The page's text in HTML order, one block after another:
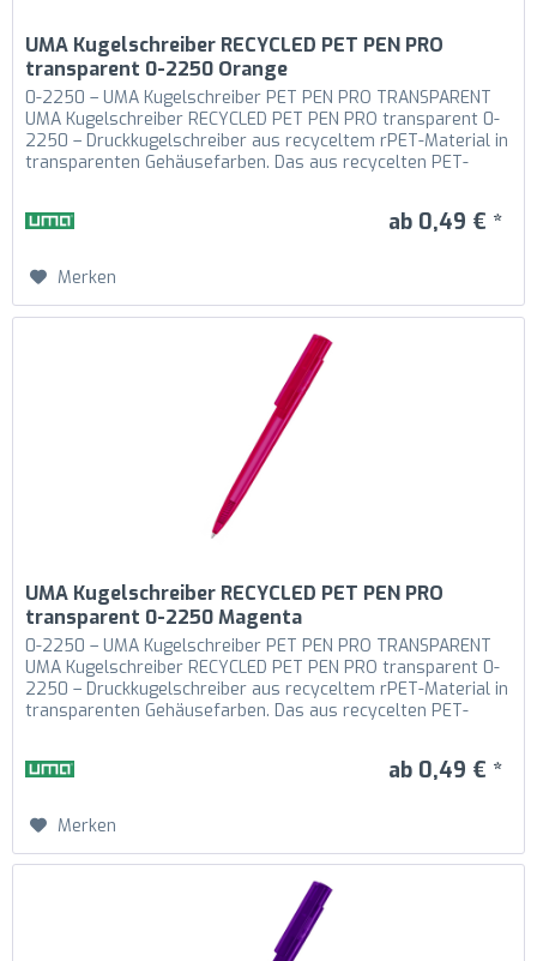
UMA Kugelschreiber RECYCLED PET PEN PRO
transparent 0-2250 Orange
0-2250 – UMA Kugelschreiber PET PEN PRO TRANSPARENT
UMA Kugelschreiber RECYCLED PET PEN PRO transparent 0-
2250 – Druckkugelschreiber aus recyceltem rPET-Material in
transparenten Gehäusefarben. Das aus recycelten PET-
ab 0,49 € *
Merken
UMA Kugelschreiber RECYCLED PET PEN PRO
transparent 0-2250 Magenta
0-2250 – UMA Kugelschreiber PET PEN PRO TRANSPARENT
UMA Kugelschreiber RECYCLED PET PEN PRO transparent 0-
2250 – Druckkugelschreiber aus recyceltem rPET-Material in
transparenten Gehäusefarben. Das aus recycelten PET-
ab 0,49 € *
Merken